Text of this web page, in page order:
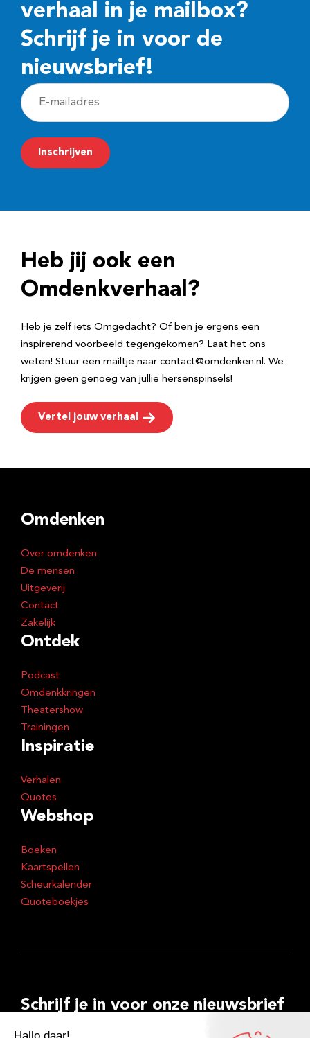
verhaal in je mailbox?
Schrijf je in voor de
nieuwsbrief!
E
-
m
a
r
e
Inschrijven
Heb jij ook een
Omdenkverhaal?
Heb je zelf iets Omgedacht? Of ben je ergens een
inspirerend voorbeeld tegengekomen? Laat het ons
weten! Stuur een mailtje naar contact@omdenken.nl. We
krijgen geen genoeg van jullie hersenspinsels!
Vertel jouw verhaal
Omdenken
Over omdenken
De mensen
Uitgeverij
Contact
Zakelijk
Ontdek
Podcast
Omdenkkringen
Theatershow
Trainingen
Inspiratie
Verhalen
Quotes
Webshop
Boeken
Kaartspellen
Scheurkalender
Quoteboekjes
Schrijf je in voor onze nieuwsbrief